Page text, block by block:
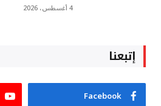
4 أغسطس، 2026
إتبعنا
Facebook